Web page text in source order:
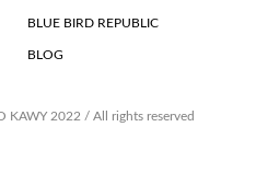
BLUE BIRD REPUBLIC
BLOG
KAWY 2022 / All rights reserved